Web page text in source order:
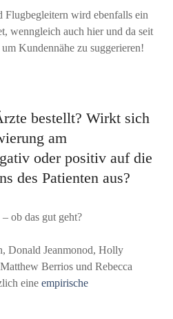
wird ebenfalls ein
wenngleich auch hier und da seit
Kundennähe zu suggerieren!
bestellt? Wirkt sich
am
oder positiv auf die
des Patienten aus?
ob das gut geht?
Donald Jeanmonod, Holly
Berrios und Rebecca
eine empirische